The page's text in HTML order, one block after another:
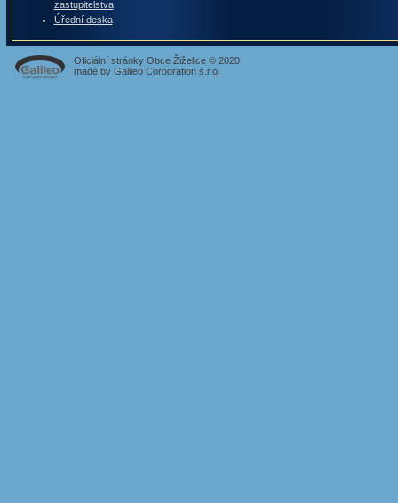
zastupitelstva
Úřední deska
Oficiální stránky Obce Žiželice © 2020
made by Galileo Corporation s.r.o.